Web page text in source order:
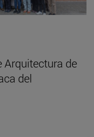
Arquitectura de
del